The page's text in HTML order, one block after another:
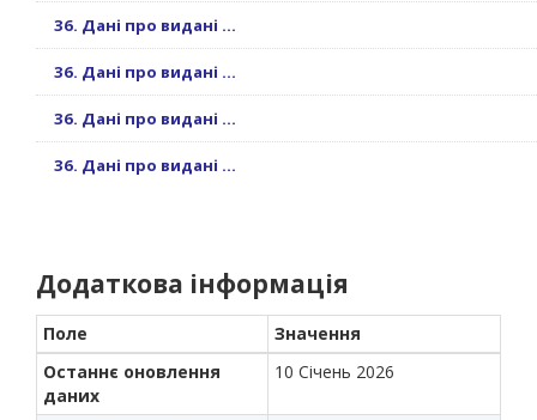
36. Дані про видані ...
36. Дані про видані ...
36. Дані про видані ...
36. Дані про видані ...
Додаткова інформація
Поле
Значення
Останнє оновлення
даних
10 Січень 2026